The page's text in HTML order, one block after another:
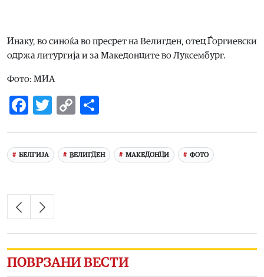
Инаку, во синоќа во пресрет на Велигден, отец Ѓоргиевски
одржа литургија и за Македонците во Луксембург.
Фото: МИА
Facebook
Twitter
Copy
БЕЛГИЈА ВЕЛИГДЕН МАКЕДОНЦИ ФОТО
ПОВРЗАНИ ВЕСТИ